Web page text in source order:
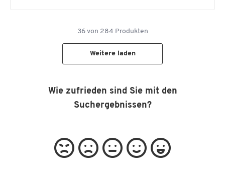
36von 284 Produkten
Weitere laden
Wie zufrieden sind Sie mit den
Suchergebnissen?